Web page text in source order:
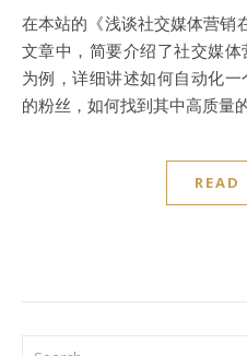
在本站的《浅谈社交媒体营销在国外网赚里的常规操作思路》
文章中，简要介绍了社交媒
为例，详细讲述如何自动化
的粉丝，如何找到其中高质量
READ